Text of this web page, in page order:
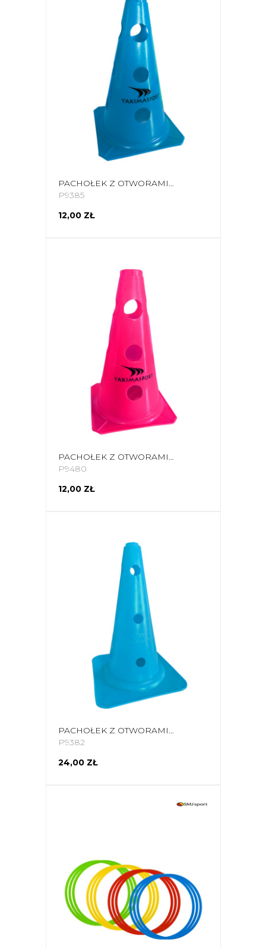
PACHOŁEK Z OTWORAMI YAKIMA SPORT 23 CM NIEBIESKI 100605
P9385
12,00 ZŁ
PACHOŁEK Z OTWORAMI YAKIMA SPORT 23 CM RÓŻOWY 100623
P9480
12,00 ZŁ
PACHOŁEK Z OTWORAMI YAKIMA SPORT 38 CM NIEBIESKI 100608
P9382
24,00 ZŁ